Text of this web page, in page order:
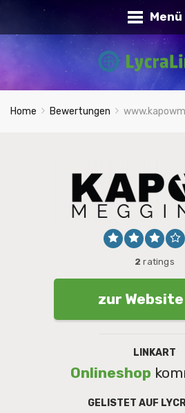
Menü
Home Bewertungen
2 ratings
zur Website
LINKART
Onlineshop
GELISTET AUF